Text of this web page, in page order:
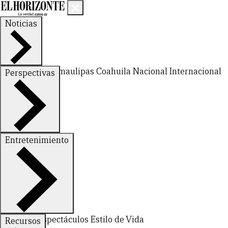
Noticias
Nuevo LeónTamaulipas Coahuila NacionalInternacional
Perspectivas
FinanzasOpinión
Entretenimiento
DeportesEspectáculos Estilo de Vida
Recursos
CERRAR
X